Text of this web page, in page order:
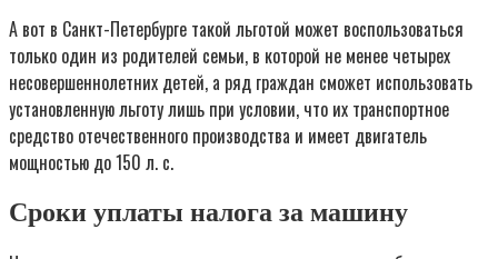
А вот в Санкт-Петербурге такой льготой может воспользоваться
только один из родителей семьи, в которой не менее четырех
несовершеннолетних детей, а ряд граждан сможет использовать
установленную льготу лишь при условии, что их транспортное
средство отечественного производства и имеет двигатель
мощностью до 150 л. с.
Сроки уплаты налога за машину